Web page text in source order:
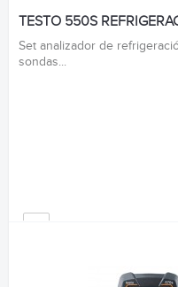
TESTO 550S
Set analizador de
sondas...